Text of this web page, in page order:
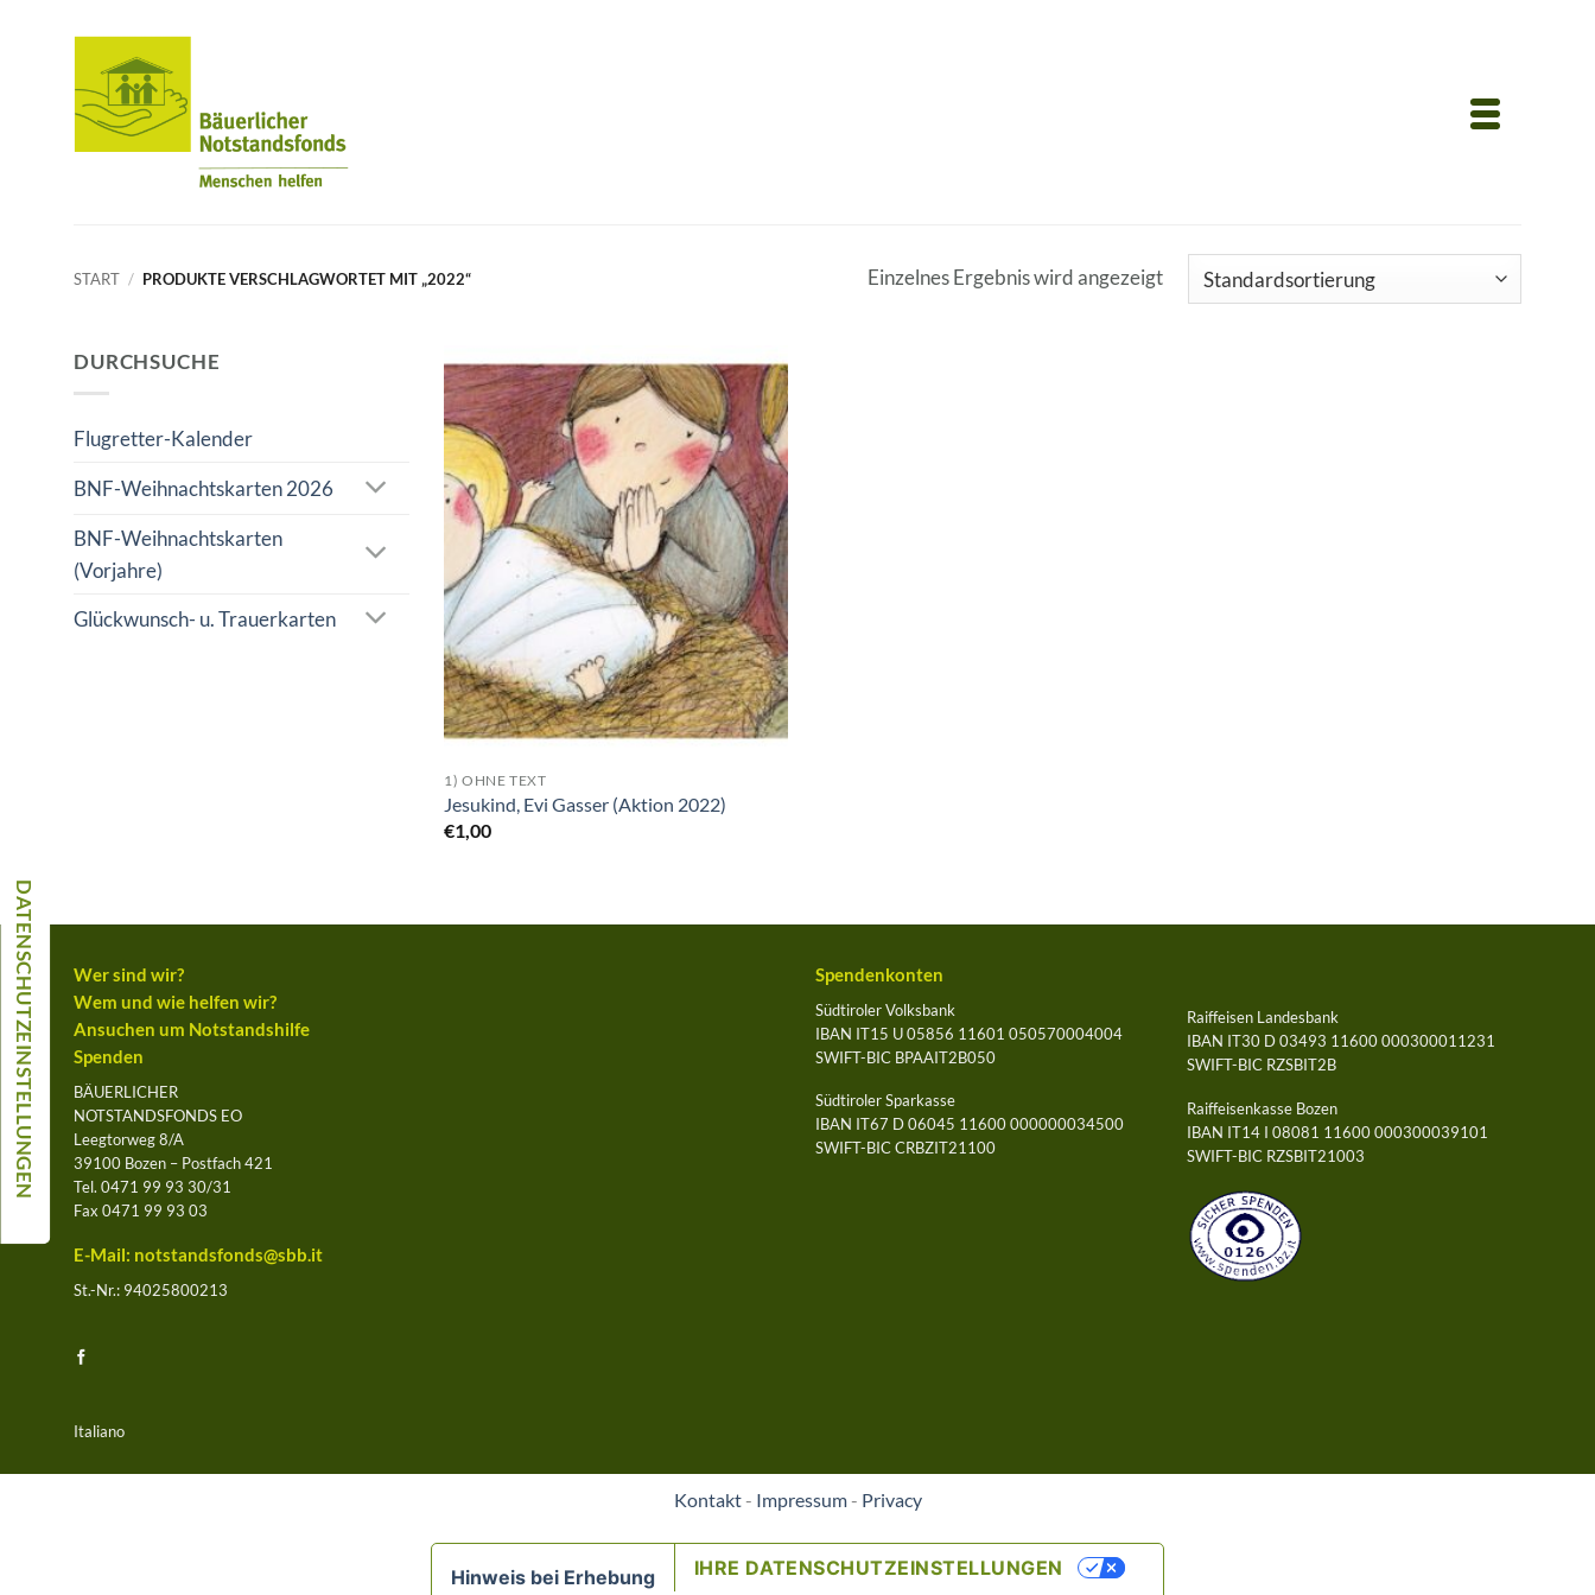
START / PRODUKTE VERSCHLAGWORTET MIT „2022“ Einzelnes Ergebnis wird angezeigt
DURCHSUCHE
Flugretter-Kalender
BNF-Weihnachtskarten 2026
BNF-Weihnachtskarten
(Vorjahre)
Glückwunsch- u. Trauerkarten
1) OHNE TEXT
Jesukind, Evi Gasser (Aktion 2022)
€1,00
Wer sind wir?
Wem und wie helfen wir?
Ansuchen um Notstandshilfe
Spenden
BÄUERLICHER
NOTSTANDSFONDS EO
Leegtorweg 8/A
39100 Bozen – Postfach 421
Tel. 0471 99 93 30/31
Fax 0471 99 93 03
E-Mail: notstandsfonds@sbb.it
St.-Nr.: 94025800213
Spendenkonten
Südtiroler Volksbank
IBAN IT15 U 05856 11601 050570004004
SWIFT-BIC BPAAIT2B050
Südtiroler Sparkasse
IBAN IT67 D 06045 11600 000000034500
SWIFT-BIC CRBZIT21100
Raiffeisen Landesbank
IBAN IT30 D 03493 11600 000300011231
SWIFT-BIC RZSBIT2B
Raiffeisenkasse Bozen
IBAN IT14 I 08081 11600 000300039101
SWIFT-BIC RZSBIT21003
Italiano
Kontakt- Impressum- Privacy
Hinweis bei Erhebung IHRE DATENSCHUTZEINSTELLUNGEN